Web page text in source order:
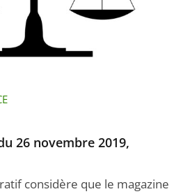
26 novembre 2019,
considère que le magazine